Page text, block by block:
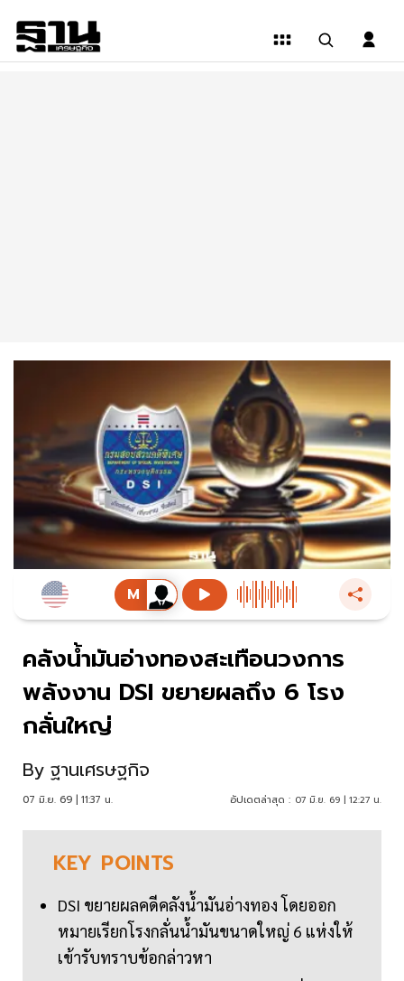
คลังน้ำมันอ่างทองสะเทือนวงการ
พลังงาน DSI ขยายผลถึง 6 โรง
กลั่นใหญ่
By ฐานเศรษฐกิจ
07 มิ.ย. 69 | 11:37 น. อัปเดตล่าสุด : 07 มิ.ย. 69 | 12:27 น.
KEY POINTS
DSI ขยายผลคดีคลังน้ำมันอ่างทอง โดยออก
หมายเรียกโรงกลั่นน้ำมันขนาดใหญ่ 6 แห่งให้
เข้ารับทราบข้อกล่าวหา